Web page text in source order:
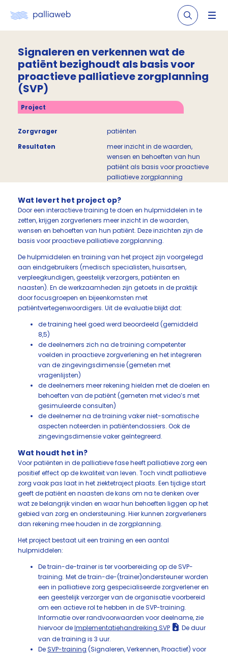
Signaleren en verkennen wat de
patiënt bezighoudt als basis voor
proactieve palliatieve zorgplanning
(SVP)
Project
Zorgvrager
patiënten
Resultaten
meer inzicht in de waarden,
wensen en behoeften van hun
patiënt als basis voor proactieve
palliatieve zorgplanning
Wat levert het project op?
Door een interactieve training te doen en hulpmiddelen in te
zetten, krijgen zorgverleners meer inzicht in de waarden,
wensen en behoeften van hun patiënt. Deze inzichten zijn de
basis voor proactieve palliatieve zorgplanning.
De hulpmiddelen en training van het project zijn voorgelegd
aan eindgebruikers (medisch specialisten, huisartsen,
verpleegkundigen, geestelijk verzorgers, patiënten en
naasten). En de werkzaamheden zijn getoets in de praktijk
door focusgroepen en bijeenkomsten met
patiëntvertegenwoordigers. Uit de evaluatie blijkt dat:
de training heel goed werd beoordeeld (gemiddeld
8,5)
de deelnemers zich na de training competenter
voelden in proactieve zorgverlening en het integreren
van de zingevingsdimensie (gemeten met
vragenlijsten)
de deelnemers meer rekening hielden met de doelen en
behoeften van de patiënt (gemeten met video’s met
gesimuleerde consulten)
de deelnemer na de training vaker niet-somatische
aspecten noteerden in patiëntendossiers. Ook de
zingevingsdimensie vaker geïntegreerd.
Wat houdt het in?
Voor patiënten in de palliatieve fase heeft palliatieve zorg een
positief effect op de kwaliteit van leven. Toch vindt palliatieve
zorg vaak pas laat in het ziektetraject plaats. Een tijdige start
geeft de patiënt en naasten de kans om na te denken over
wat ze belangrijk vinden en waar hun behoeften liggen op het
gebied van zorg en ondersteuning. Hier kunnen zorgverleners
dan rekening mee houden in de zorgplanning.
Het project bestaat uit een training en een aantal
hulpmiddelen:
De train-de-trainer is ter voorbereiding op de SVP-
training. Met de train-de-(trainer)ondersteuner worden
een in palliatieve zorg gespecialiseerde zorgverlener en
een geestelijk verzorger van de organisatie voorbereid
om een actieve rol te hebben in de SVP-training.
Informatie over randvoorwaarden voor deelname, zie
hiervoor deImplementatiehandreiking SVP
. De duur
van de training is 3 uur.
DeSVP-training (Signaleren, Verkennen, Proactief) voor